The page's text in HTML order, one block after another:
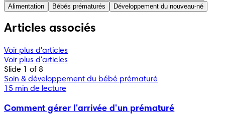
Alimentation
Bébés prématurés Développement du nouveau-né
Articles associés
Voir plus d'articles
Voir plus d'articles
Slide 1 of 8
Soin & développement du bébé prématuré
15 min de lecture
Comment gérer l'arrivée d'un prématuré